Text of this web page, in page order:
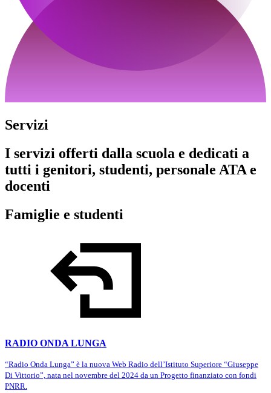
Servizi
I servizi offerti dalla scuola e dedicati a
tutti i genitori, studenti, personale ATA e
docenti
Famiglie e studenti
RADIO ONDA LUNGA
“Radio Onda Lunga” è la nuova Web Radio dell’Istituto Superiore “Giuseppe
Di Vittorio”, nata nel novembre del 2024 da un Progetto finanziato con fondi
PNRR.